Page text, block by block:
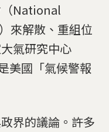
（National
來解散、重組位
氣研究中心
美國「氣候警報
界的議論。許多